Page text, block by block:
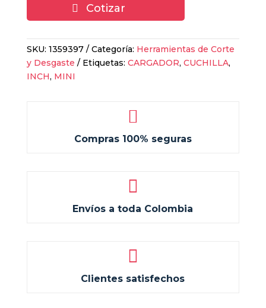
Cotizar
SKU: 1359397 Categoría: Herramientas de Corte
y Desgaste
Etiquetas: CARGADOR, CUCHILLA,
INCH, MINI

Compras 100% seguras

Envíos a toda Colombia

Clientes satisfechos